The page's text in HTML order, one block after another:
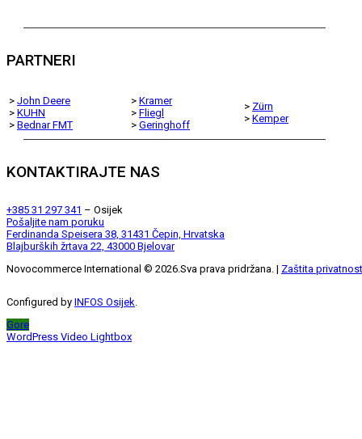
PARTNERI
> John Deere
> KUHN
> Bednar FMT
> Kramer
> Fliegl
> Geringhoff
> Zürn
> Kemper
KONTAKTIRAJTE NAS
+385 31 297 341 – Osijek
Pošaljite nam poruku
Ferdinanda Speisera 38, 31431 Čepin, Hrvatska
Blajburških žrtava 22, 43000 Bjelovar
Novocommerce International © 2026.Sva prava pridržana. | Zaštita
Configured by INFOS Osijek.
Gore
WordPress Video Lightbox